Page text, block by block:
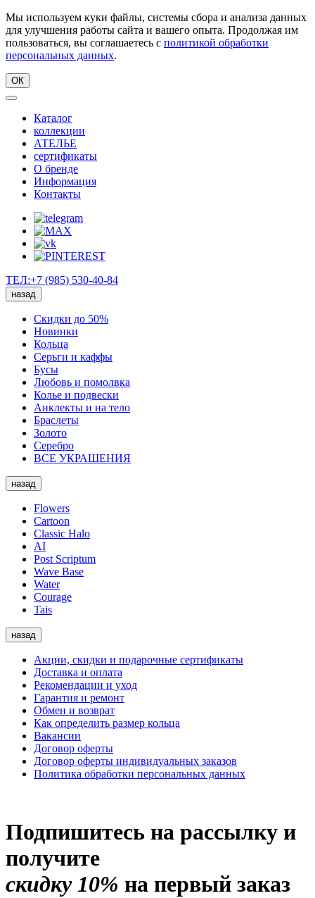
Мы используем куки файлы, системы сбора и анализа данных
для улучшения работы сайта и вашего опыта. Продолжая им
пользоваться, вы соглашаетесь с политикой обработки
персональных данных.
ОК
Каталог
коллекции
АТЕЛЬЕ
сертификаты
О бренде
Информация
Контакты
ТЕЛ:+7 (985) 530-40-84
назад
Скидки до 50%
Новинки
Кольца
Серьги и каффы
Бусы
Любовь и помолвка
Колье и подвески
Анклекты и на тело
Браслеты
Золото
Серебро
ВСЕ УКРАШЕНИЯ
назад
Flowers
Cartoon
Classic Halo
AI
Post Scriptum
Wave Base
Water
Courage
Tais
назад
Акции, скидки и подарочные сертификаты
Доставка и оплата
Рекомендации и уход
Гарантия и ремонт
Обмен и возврат
Как определить размер кольца
Вакансии
Договор оферты
Договор оферты индивидуальных заказов
Политика обработки персональных данных
Подпишитесь на рассылку и
получите
скидку 10% на первый заказ